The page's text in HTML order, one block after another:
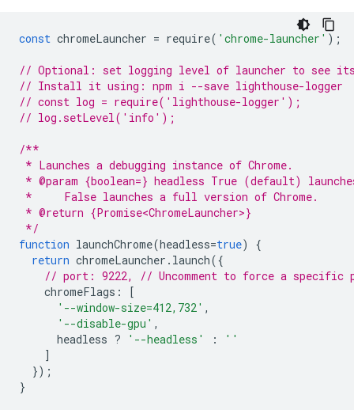
const chromeLauncher = require( 'chrome-launcher' );
// Optional: set logging level of launcher to see
// Install it using: npm i --save lighthouse-logger
// const log = require('lighthouse-logger');
// log.setLevel('info');
/**
* Launches a debugging instance of Chrome.
* @param {boolean=} headless True (default)
*     False launches a full version of Chrome.
* @return {Promise<ChromeLauncher>}
*/
function launchChrome(headless=true)
{
return chromeLauncher . launch({
// port: 9222, // Uncomment to force a specific
chromeFlags :
[
'--window-size=412,732' ,
'--disable-gpu' ,
headless ? '--headless' :
''
]
});
}